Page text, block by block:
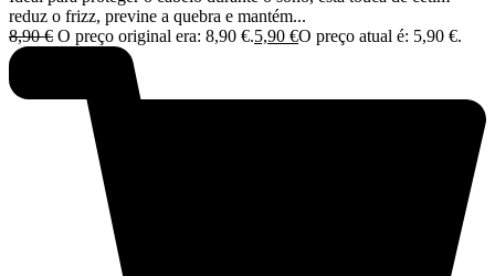
reduz o frizz, previne a quebra e mantém...
8,90€ O preço original era: 8,90 €.5,90 €O preço atual é: 5,90 €.